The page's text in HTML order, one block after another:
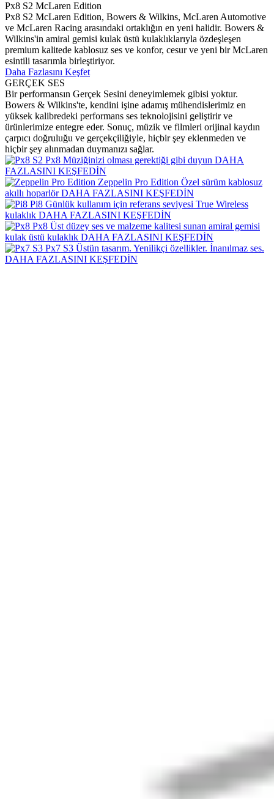
Px8 S2 McLaren Edition
Px8 S2 McLaren Edition, Bowers & Wilkins, McLaren Automotive
ve McLaren Racing arasındaki ortaklığın en yeni halidir. Bowers &
Wilkins'in amiral gemisi kulak üstü kulaklıklarıyla özdeşleşen
premium kalitede kablosuz ses ve konfor, cesur ve yeni bir McLaren
esintili tasarımla birleştiriyor.
Daha Fazlasını Keşfet
GERÇEK SES
Bir performansın Gerçek Sesini deneyimlemek gibisi yoktur.
Bowers & Wilkins'te, kendini işine adamış mühendislerimiz en
yüksek kalibredeki performans ses teknolojisini geliştirir ve
ürünlerimize entegre eder. Sonuç, müzik ve filmleri orijinal kaydın
çarpıcı doğruluğu ve gerçekçiliğiyle, hiçbir şey eklenmeden ve
hiçbir şey alınmadan duymanızı sağlar.
Px8 Müziğinizi olması gerektiği gibi duyun DAHA
FAZLASINI KEŞFEDİN
Zeppelin Pro Edition Özel sürüm kablosuz
akıllı hoparlör DAHA FAZLASINI KEŞFEDİN
Pi8 Günlük kullanım için referans seviyesi True Wireless
kulaklık DAHA FAZLASINI KEŞFEDİN
Px8 Üst düzey ses ve malzeme kalitesi sunan amiral gemisi
kulak üstü kulaklık DAHA FAZLASINI KEŞFEDİN
Px7 S3 Üstün tasarım. Yenilikçi özellikler. İnanılmaz ses.
DAHA FAZLASINI KEŞFEDİN